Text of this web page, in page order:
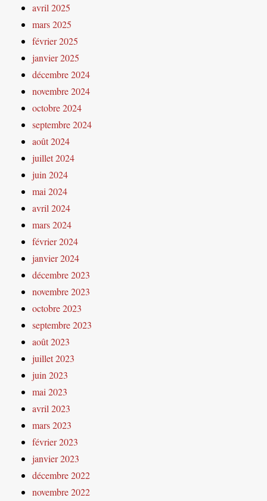
avril 2025
mars 2025
février 2025
janvier 2025
décembre 2024
novembre 2024
octobre 2024
septembre 2024
août 2024
juillet 2024
juin 2024
mai 2024
avril 2024
mars 2024
février 2024
janvier 2024
décembre 2023
novembre 2023
octobre 2023
septembre 2023
août 2023
juillet 2023
juin 2023
mai 2023
avril 2023
mars 2023
février 2023
janvier 2023
décembre 2022
novembre 2022